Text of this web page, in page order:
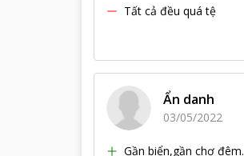
Tất cả đều quá tệ
Ẩn danh
03/05/2022
Gần biển,gần chợ đêm.